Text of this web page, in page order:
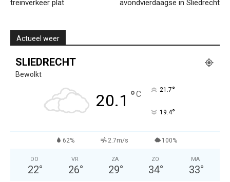
treinverkeer plat
avondvierdaagse in Sliedrecht
Actueel weer
SLIEDRECHT
Bewolkt
20.1 °C 21.7°
19.4°
62% 2.7m/s 100%
DO
22°
VR
26°
ZA
29°
ZO
34°
MA
33°